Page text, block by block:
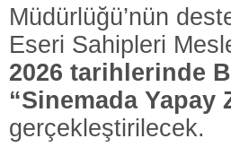
Müdürlüğü’nün
Eseri Sahipleri
2026 tarihlerinde
“Sinemada Yapay
gerçekleştirilecek.